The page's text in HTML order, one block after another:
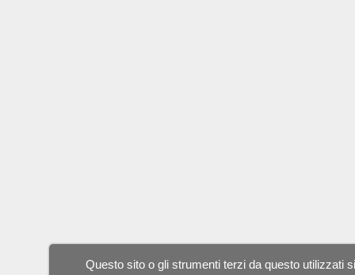
Questo sito o gli strumenti terzi da questo utilizzati si